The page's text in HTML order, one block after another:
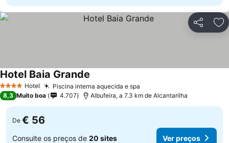
Partilhar
4 EstrelasHotel Piscina interna aquecida e spa
Hotel Baia Grande
8,3 Muito boa 4.707 Albufeira, a 7.3 km de Alcantarilha
De € 56
Consulte os preços de 20 sites Ver preços